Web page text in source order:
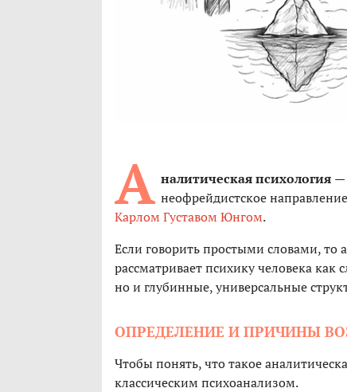
А налитическая психология —
неофрейдистское
Карлом Густавом Юнгом.
Если говорить простыми словами, то
рассматривает психику человека
но и глубинные, универсальные
ОПРЕДЕЛЕНИЕ И ПРИЧИНЫ
Чтобы понять, что такое
классическим психоанализом.